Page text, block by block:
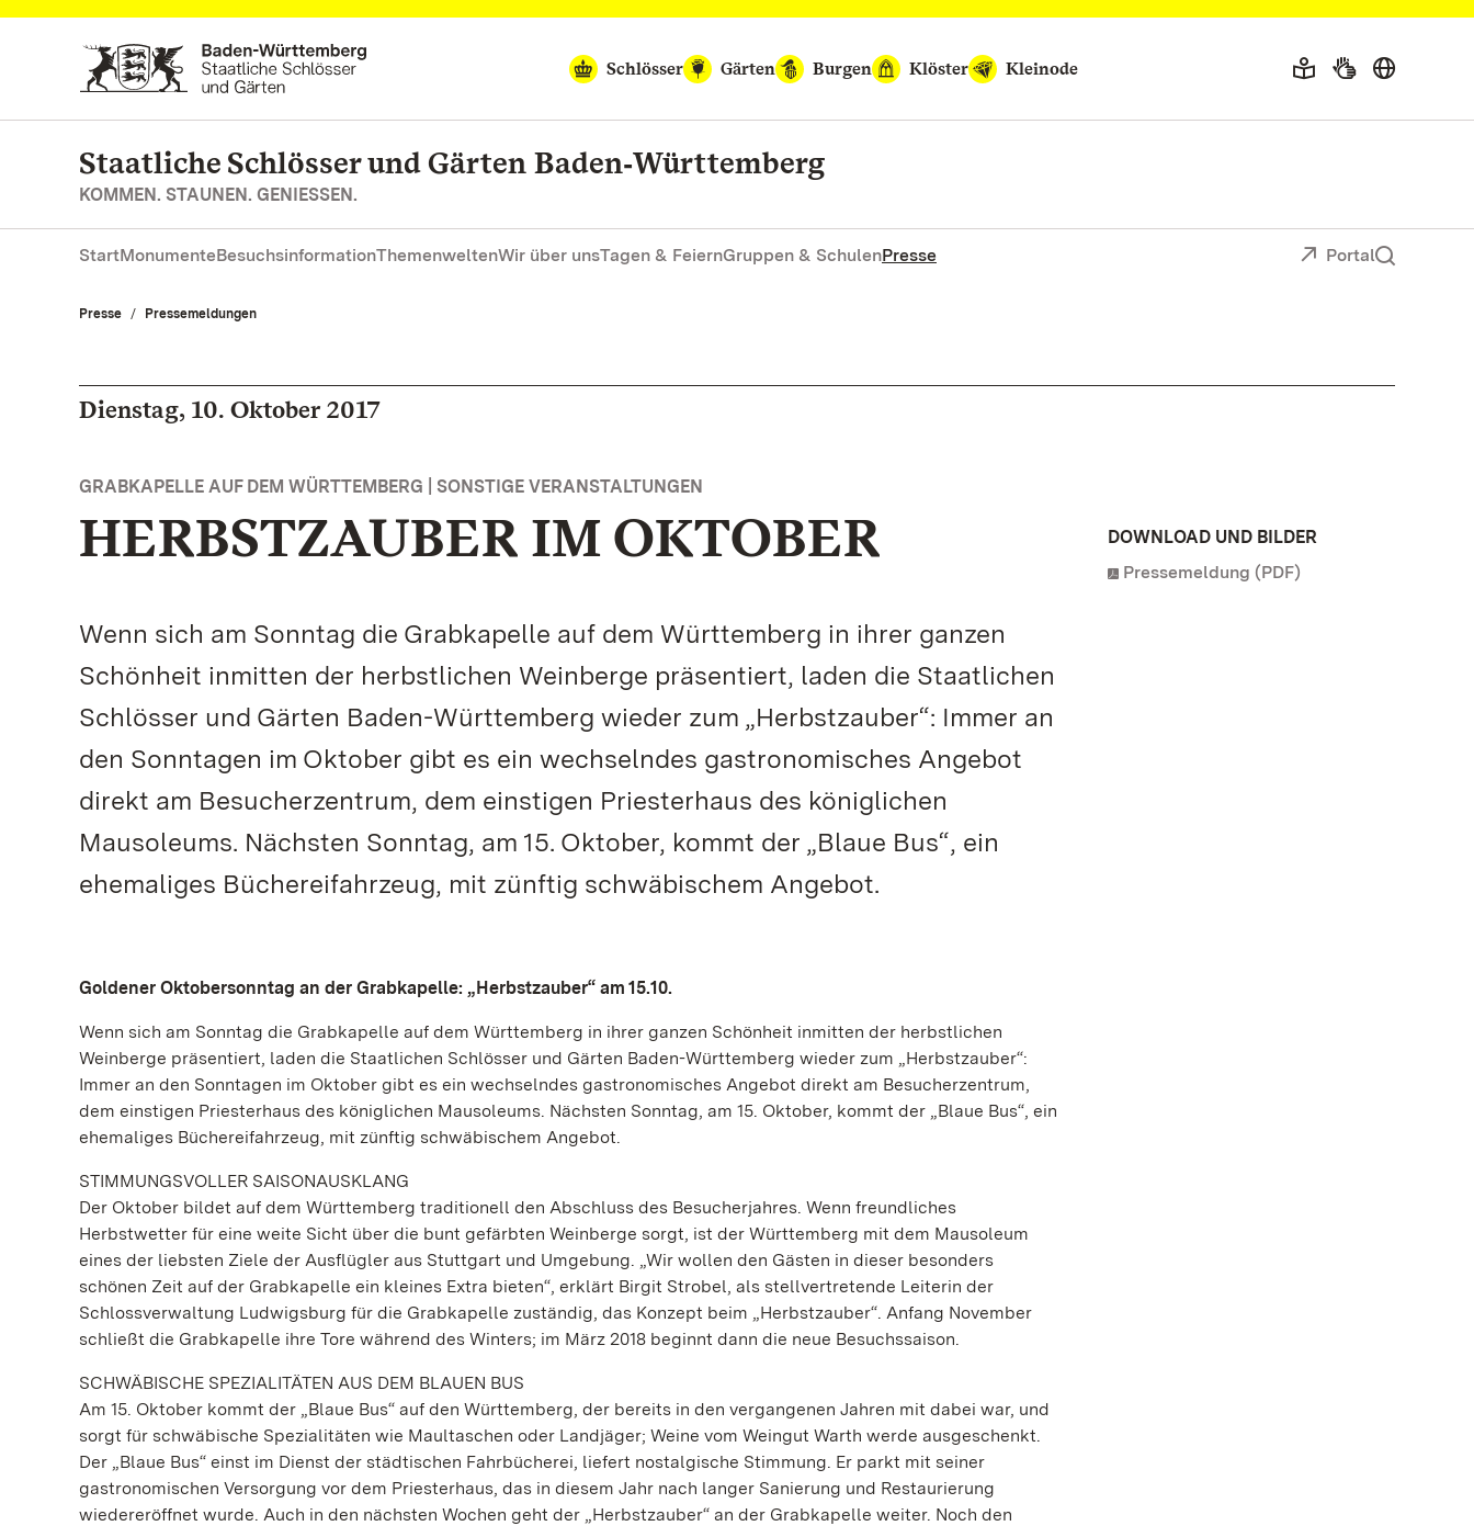
Zum Hauptinhalt springen
Schlösser
Gärten Burgen Klöster Kleinode
Staatliche Schlösser und Gärten Baden‑Württemberg
KOMMEN. STAUNEN. GENIESSEN.
StartMonumenteBesuchsinformationThemenweltenWir über unsTagen & FeiernGruppen & SchulenPresse Portal
Presse Pressemeldungen
Dienstag, 10. Oktober 2017
GRABKAPELLE AUF DEM WÜRTTEMBERG | SONSTIGE VERANSTALTUNGEN
HERBSTZAUBER IM OKTOBER
Wenn sich am Sonntag die Grabkapelle auf dem Württemberg in ihrer ganzen
Schönheit inmitten der herbstlichen Weinberge präsentiert, laden die Staatlichen
Schlösser und Gärten Baden-Württemberg wieder zum „Herbstzauber“: Immer an
den Sonntagen im Oktober gibt es ein wechselndes gastronomisches Angebot
direkt am Besucherzentrum, dem einstigen Priesterhaus des königlichen
Mausoleums. Nächsten Sonntag, am 15. Oktober, kommt der „Blaue Bus“, ein
ehemaliges Büchereifahrzeug, mit zünftig schwäbischem Angebot.
Goldener Oktobersonntag an der Grabkapelle: „Herbstzauber“ am 15.10.
Wenn sich am Sonntag die Grabkapelle auf dem Württemberg in ihrer ganzen Schönheit inmitten der herbstlichen
Weinberge präsentiert, laden die Staatlichen Schlösser und Gärten Baden-Württemberg wieder zum „Herbstzauber“:
Immer an den Sonntagen im Oktober gibt es ein wechselndes gastronomisches Angebot direkt am Besucherzentrum,
dem einstigen Priesterhaus des königlichen Mausoleums. Nächsten Sonntag, am 15. Oktober, kommt der „Blaue Bus“, ein
ehemaliges Büchereifahrzeug, mit zünftig schwäbischem Angebot.
STIMMUNGSVOLLER SAISONAUSKLANG
Der Oktober bildet auf dem Württemberg traditionell den Abschluss des Besucherjahres. Wenn freundliches
Herbstwetter für eine weite Sicht über die bunt gefärbten Weinberge sorgt, ist der Württemberg mit dem Mausoleum
eines der liebsten Ziele der Ausflügler aus Stuttgart und Umgebung. „Wir wollen den Gästen in dieser besonders
schönen Zeit auf der Grabkapelle ein kleines Extra bieten“, erklärt Birgit Strobel, als stellvertretende Leiterin der
Schlossverwaltung Ludwigsburg für die Grabkapelle zuständig, das Konzept beim „Herbstzauber“. Anfang November
schließt die Grabkapelle ihre Tore während des Winters; im März 2018 beginnt dann die neue Besuchssaison.
SCHWÄBISCHE SPEZIALITÄTEN AUS DEM BLAUEN BUS
Am 15. Oktober kommt der „Blaue Bus“ auf den Württemberg, der bereits in den vergangenen Jahren mit dabei war, und
sorgt für schwäbische Spezialitäten wie Maultaschen oder Landjäger; Weine vom Weingut Warth werde ausgeschenkt.
Der „Blaue Bus“ einst im Dienst der städtischen Fahrbücherei, liefert nostalgische Stimmung. Er parkt mit seiner
gastronomischen Versorgung vor dem Priesterhaus, das in diesem Jahr nach langer Sanierung und Restaurierung
wiedereröffnet wurde. Auch in den nächsten Wochen geht der „Herbstzauber“ an der Grabkapelle weiter. Noch den
DOWNLOAD UND BILDER
Pressemeldung (PDF)